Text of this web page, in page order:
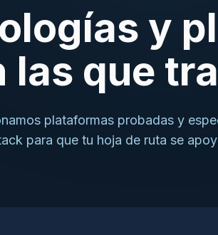
y
las que
plataformas probadas y
para que tu hoja de ruta se